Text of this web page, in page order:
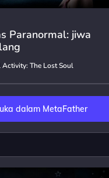
Paranormal: jiwa
Activity: The Lost Soul
dalam MetaFather